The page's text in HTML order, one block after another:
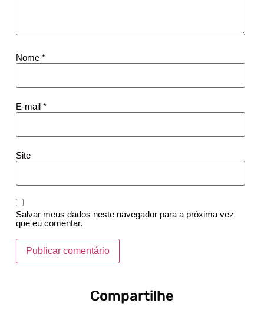
Nome *
E-mail *
Site
Salvar meus dados neste navegador para a próxima vez
que eu comentar.
Compartilhe